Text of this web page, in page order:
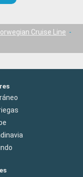
Cruise Line